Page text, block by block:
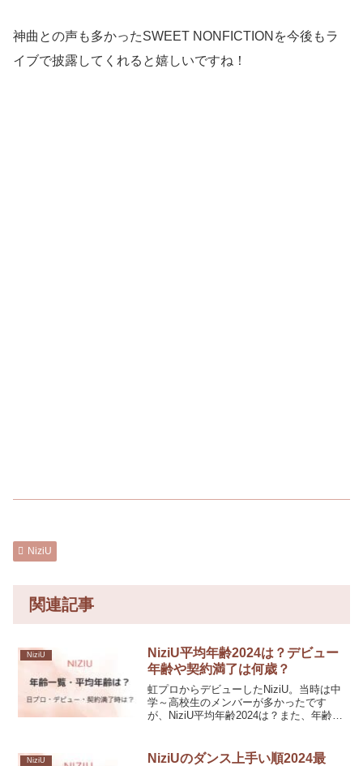
神曲との声も多かったSWEET NONFICTIONを今後もラ
イブで披露してくれると嬉しいですね！
NiziU
関連記事
NiziU
NiziU平均年齢2024は？デビュー
年齢や契約満了は何歳？
虹プロからデビューしたNiziU。当時は中
学～高校生のメンバーが多かったです
が、NiziU平均年齢2024は？また、年齢順
時の年齢などについて紹介します！
NiziU
NiziUのダンス上手い順2024最